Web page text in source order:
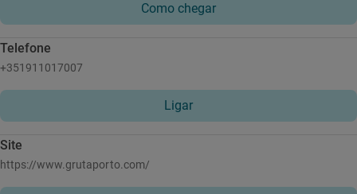
Como chegar
Telefone
+351911017007
Ligar
Site
https://www.grutaporto.com/